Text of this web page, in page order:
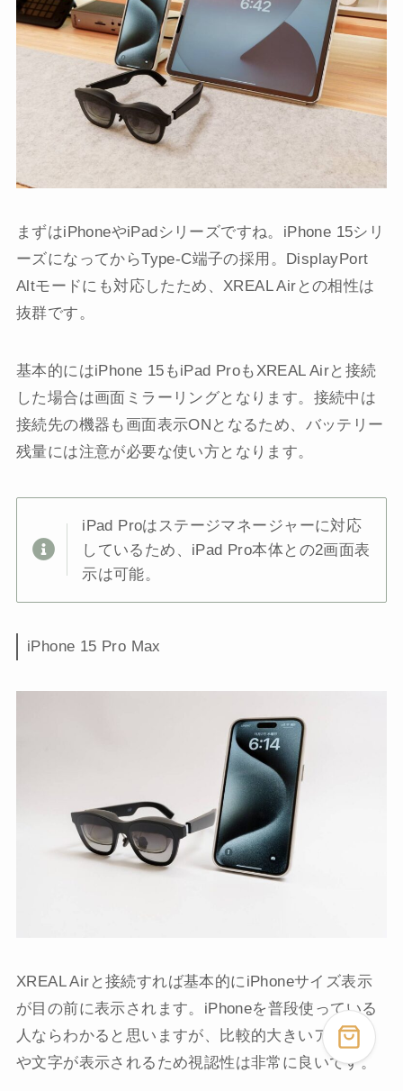
まずはiPhoneやiPadシリーズですね。iPhone 15シリ
ーズになってからType-C端子の採用。DisplayPort
Altモードにも対応したため、XREAL Airとの相性は
抜群です。
基本的にはiPhone 15もiPad ProもXREAL Airと接続
した場合は画面ミラーリングとなります。接続中は
接続先の機器も画面表示ONとなるため、バッテリー
残量には注意が必要な使い方となります。
iPad Proはステージマネージャーに対応
しているため、iPad Pro本体との2画面表
示は可能。
iPhone 15 Pro Max
XREAL Airと接続すれば基本的にiPhoneサイズ表示
が目の前に表示されます。iPhoneを普段使っている
人ならわかると思いますが、比較的大きいアイコン
や文字が表示されるため視認性は非常に良いです。